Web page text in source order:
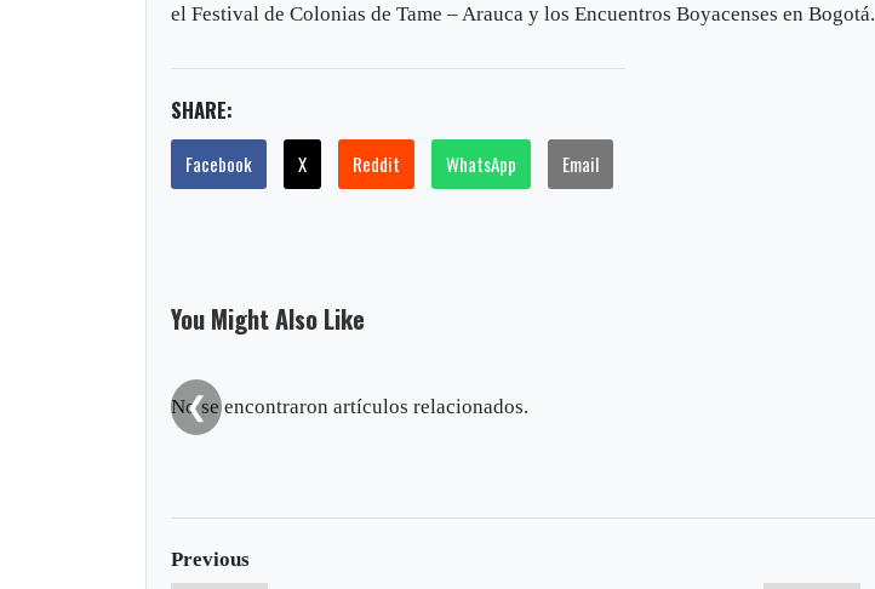
el Festival de Colonias de Tame – Arauca y los Encuentros Boyacenses en Bogotá.
SHARE:
Facebook X Reddit WhatsApp Email
You Might Also Like
❮
No se encontraron artículos relacionados.
Previous